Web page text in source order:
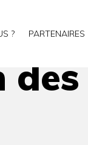
? PARTENAIRES
dans les